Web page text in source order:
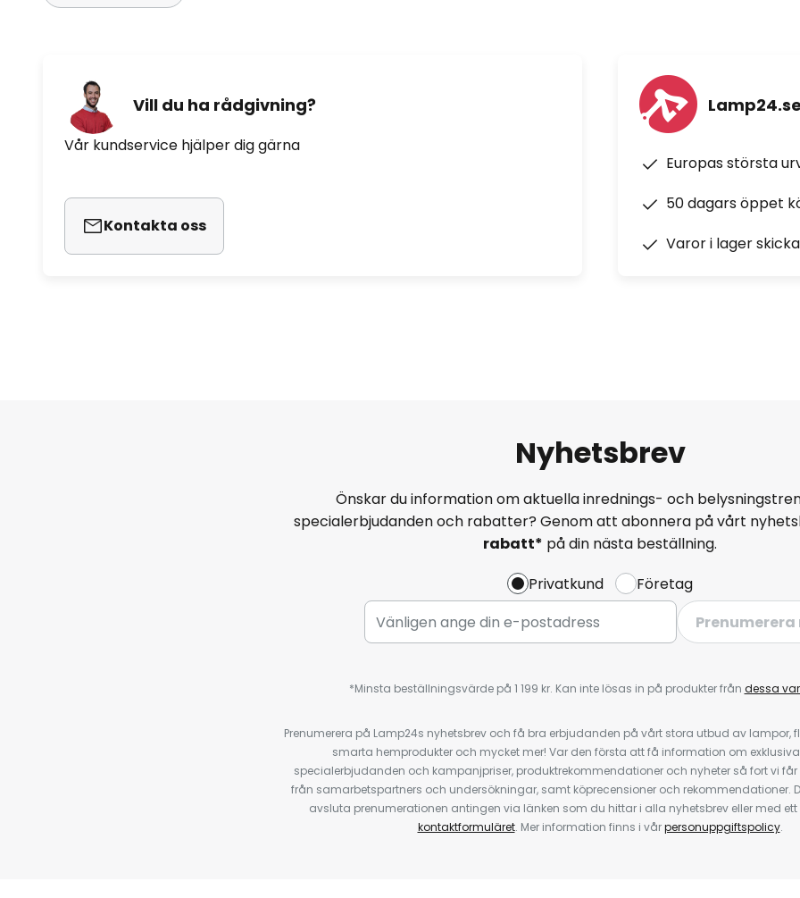
Vill du ha rådgivning?
Vår kundservice hjälper dig gärna
Kontakta oss
Europas största
50 dagars öppet
Varor i lager
Nyhetsbrev
Önskar du information om aktuella inrednings- och
specialerbjudanden och rabatter? Genom att abonnera på vårt
rabatt* på din nästa beställning.
Privatkund
Företag
Prenumerera
*Minsta beställningsvärde på 1 199 kr. Kan inte lösas in på produkter från dessa
Prenumerera på Lamp24s nyhetsbrev och få bra erbjudanden på vårt stora utbud av lampor,
smarta hemprodukter och mycket mer! Var den första att få information om
specialerbjudanden och kampanjpriser, produktrekommendationer och nyheter så fort vi
från samarbetspartners och undersökningar, samt köprecensioner och rekommendationer.
avsluta prenumerationen antingen via länken som du hittar i alla nyhetsbrev eller med
kontaktformuläret. Mer information finns i vårpersonuppgiftspolicy.